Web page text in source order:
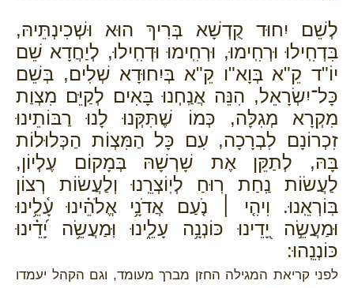
לְשֵׁם יִחוּד קֻדְשָׁא בְּרִיךְ הוּא וּשְׁכִינְתֵּיהּ,
בִּדְחִֽילוּ וּרְחִֽימוּ, וּרְחִֽימוּ וּדְחִֽילוּ, לְיַחֲדָא שֵׁם
יוֹ"ד קֵ"א בְּוָא"ו קֵ"א בְּיִחוּדָא שְׁלִים, בְּשֵׁם
כָּל־יִשְׂרָאֵל, הִנֵּה אֲנַֽחְנוּ בָּאִים לְקַיֵּם מִצְוַת
מִקְרָא מְגִלָּה, כְּמוֹ שֶׁתִּקְּנוּ לָנוּ רַבּוֹתֵינוּ
זִכְרוֹנָם לִבְרָכָה, עִם כָּל הַמִּצְוֹת הַכְּלוּלוֹת
בָּהּ, לְתַקֵּן אֶת שָׁרְשָׁהּ בְּמָקוֹם עֶלְיוֹן,
לַעֲשׂוֹת נַֽחַת רֽוּחַ לְיֽוֹצְרֵֽנוּ וְלַעֲשׂוֹת רְצוֹן
בּֽוֹרְאֵֽנוּ. וִיהִ֤י ׀ נֹ֤עַם אֲדֹנָ֥י אֱלֹהֵ֗ינוּ עָ֫לֵ֥ינוּ
וּמַעֲשֵׂ֣ה יָ֭דֵינוּ כּוֹנְנָ֥ה עָלֵ֑ינוּ וּֽמַעֲשֵׂ֥ה יָ֝דֵ֗ינוּ
כּוֹנְנֵֽהוּ:
לפני קריאת המגילה החזן מברך מעומד, וגם הקהל יעמדו